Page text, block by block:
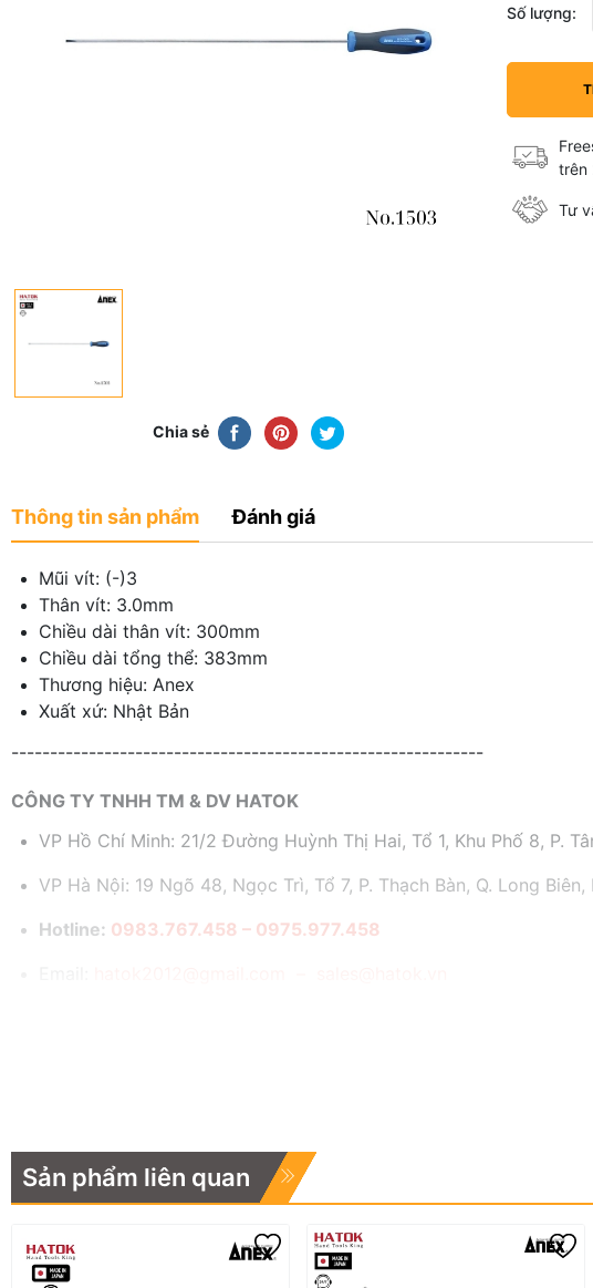
Chia sẻ
Số lượng:
trên
Tư
Thông tin sản phẩm Đánh giá
Mũi vít: (-)3
Thân vít: 3.0mm
Chiều dài thân vít: 300mm
Chiều dài tổng thể: 383mm
Thương hiệu: Anex
Xuất xứ: Nhật Bản
-------------------------------------------------------------
CÔNG TY TNHH TM & DV HATOK
VP Hồ Chí Minh: 21/2 Đường Huỳnh Thị Hai, Tổ 1, Khu Phố 8, P.
VP Hà Nội: 19 Ngõ 48, Ngọc Trì, Tổ 7, P. Thạch Bàn, Q. Long Biên,
Hotline: 0983.767.458 – 0975.977.458
Sản phẩm liên quan